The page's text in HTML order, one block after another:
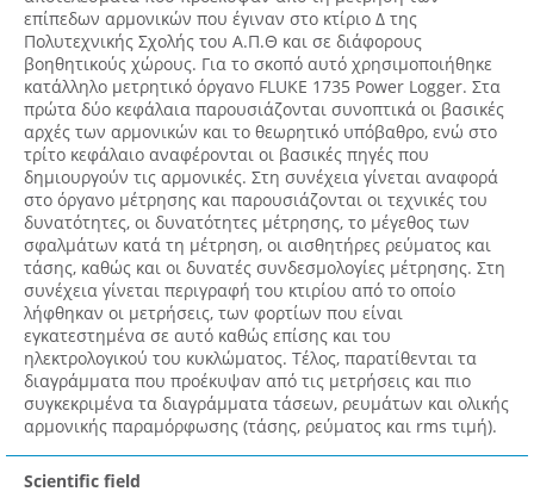
επίπεδων αρμονικών που έγιναν στο κτίριο Δ της
Πολυτεχνικής Σχολής του Α.Π.Θ και σε διάφορους
βοηθητικούς χώρους. Για το σκοπό αυτό χρησιμοποιήθηκε
κατάλληλο μετρητικό όργανο FLUKE 1735 Power Logger. Στα
πρώτα δύο κεφάλαια παρουσιάζονται συνοπτικά οι βασικές
αρχές των αρμονικών και το θεωρητικό υπόβαθρο, ενώ στο
τρίτο κεφάλαιο αναφέρονται οι βασικές πηγές που
δημιουργούν τις αρμονικές. Στη συνέχεια γίνεται αναφορά
στο όργανο μέτρησης και παρουσιάζονται οι τεχνικές του
δυνατότητες, οι δυνατότητες μέτρησης, το μέγεθος των
σφαλμάτων κατά τη μέτρηση, οι αισθητήρες ρεύματος και
τάσης, καθώς και οι δυνατές συνδεσμολογίες μέτρησης. Στη
συνέχεια γίνεται περιγραφή του κτιρίου από το οποίο
λήφθηκαν οι μετρήσεις, των φορτίων που είναι
εγκατεστημένα σε αυτό καθώς επίσης και του
ηλεκτρολογικού του κυκλώματος. Τέλος, παρατίθενται τα
διαγράμματα που προέκυψαν από τις μετρήσεις και πιο
συγκεκριμένα τα διαγράμματα τάσεων, ρευμάτων και ολικής
αρμονικής παραμόρφωσης (τάσης, ρεύματος και rms τιμή).
Scientific field